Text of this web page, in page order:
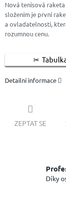
Nová tenisová
složením je první
a ovladatelnosti,
rozumnou cenu.
Detailní informace
ZEPTAT SE
Díky